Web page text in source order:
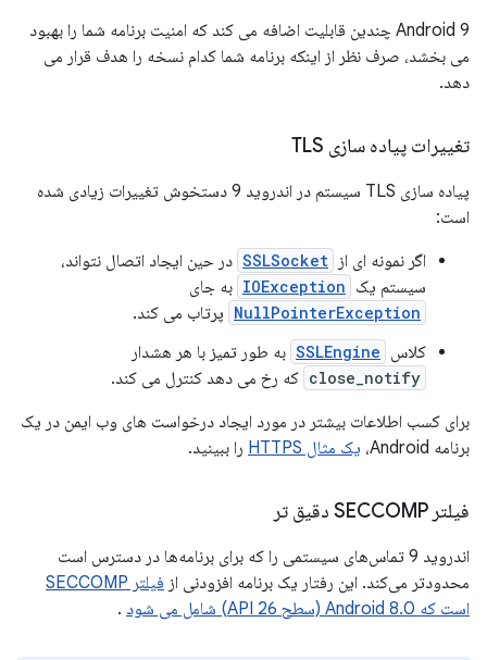
Android 9 چندین قابلیت اضافه می کند که امنیت برنامه شما را بهبود
می بخشد، صرف نظر از اینکه برنامه شما کدام نسخه را هدف قرار می
دهد.
تغییرات پیاده سازی TLS
پیاده سازی TLS سیستم در اندروید 9 دستخوش تغییرات زیادی شده
است:
اگر نمونه ای از SSLSocket در حین ایجاد اتصال نتواند،
سیستم یک IOException به جای
NullPointerException پرتاب می کند.
کلاس SSLEngine به طور تمیز با هر هشدار
close_notify که رخ می دهد کنترل می کند.
برای کسب اطلاعات بیشتر در مورد ایجاد درخواست های وب ایمن در یک
برنامه Android،
یک مثال HTTPS را ببینید.
فیلتر SECCOMP دقیق تر
اندروید 9 تماس‌های سیستمی را که برای برنامه‌ها در دسترس است
محدودتر می‌کند. این رفتار یک برنامه افزودنی از
فیلتر SECCOMP
است که Android 8.0 (سطح API 26) شامل می شود
.